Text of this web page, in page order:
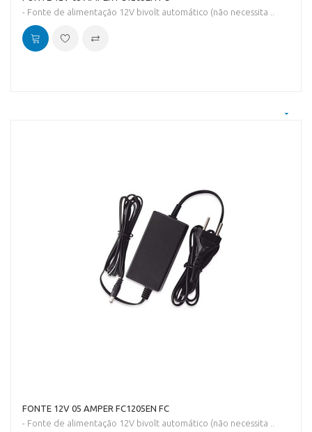
- Fonte de alimentação 12V bivolt automático (não necessita ..
FONTE 12V 05 AMPER FC1205EN FC
- Fonte de alimentação 12V bivolt automático (não necessita ..